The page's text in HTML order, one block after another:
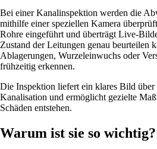
Bei einer Kanalinspektion werden die
mithilfe einer speziellen Kamera
Rohre eingeführt und überträgt Live-
Zustand der Leitungen genau beurteilen
Ablagerungen, Wurzeleinwuchs oder
frühzeitig erkennen.
Die Inspektion liefert ein klares Bild über
Kanalisation und ermöglicht gezielte
Schäden entstehen.
Warum ist sie so wichtig?